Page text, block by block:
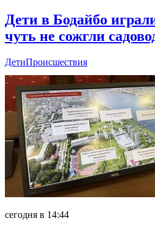
Дети в Бодайбо
чуть не сожгли
ДетиПроисшествия
сегодня в 14:44